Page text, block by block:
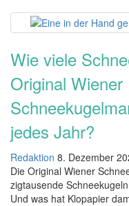
Wie viele
Original Wiener
jedes Jahr?
Redaktion 8. Dezember
Die Original Wiener
zigtausende
Und was hat Klopapier